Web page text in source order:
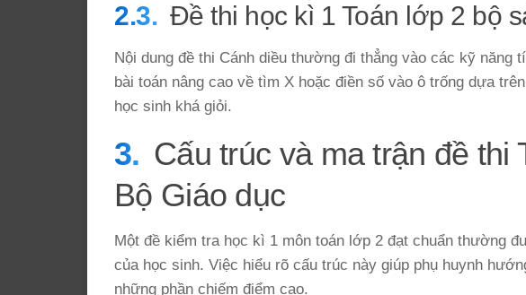
Đề thi học kì 1 Toán lớp 2 bộ
Nội dung đề thi Cánh diều thường đi thẳng vào các kỹ năng
bài toán nâng cao về tìm X hoặc điền số vào ô trống dựa
học sinh khá giỏi.
Cấu trúc và ma trận đề thi
Bộ Giáo dục
Một đề kiểm tra học kì 1 môn toán lớp 2 đạt chuẩn thường
của học sinh. Việc hiểu rõ cấu trúc này giúp phụ huynh
những phần chiếm điểm cao.